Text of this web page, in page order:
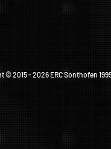
© 2015 - 2026 ERC Sonthofen